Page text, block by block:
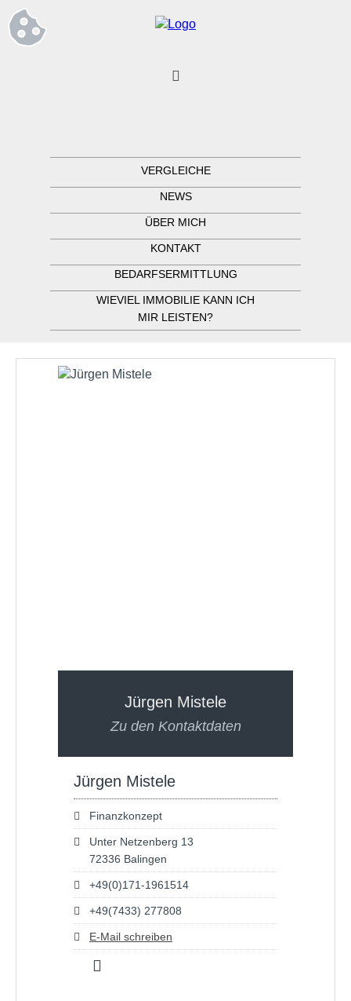
VERGLEICHE
NEWS
ÜBER MICH
KONTAKT
BEDARFSERMITTLUNG
WIEVIEL IMMOBILIE KANN ICH
MIR LEISTEN?
Jürgen Mistele
Zu den Kontaktdaten
Jürgen Mistele
Finanzkonzept
Unter Netzenberg 13
72336 Balingen
+49(0)171-1961514
+49(7433) 277808
E-Mail schreiben